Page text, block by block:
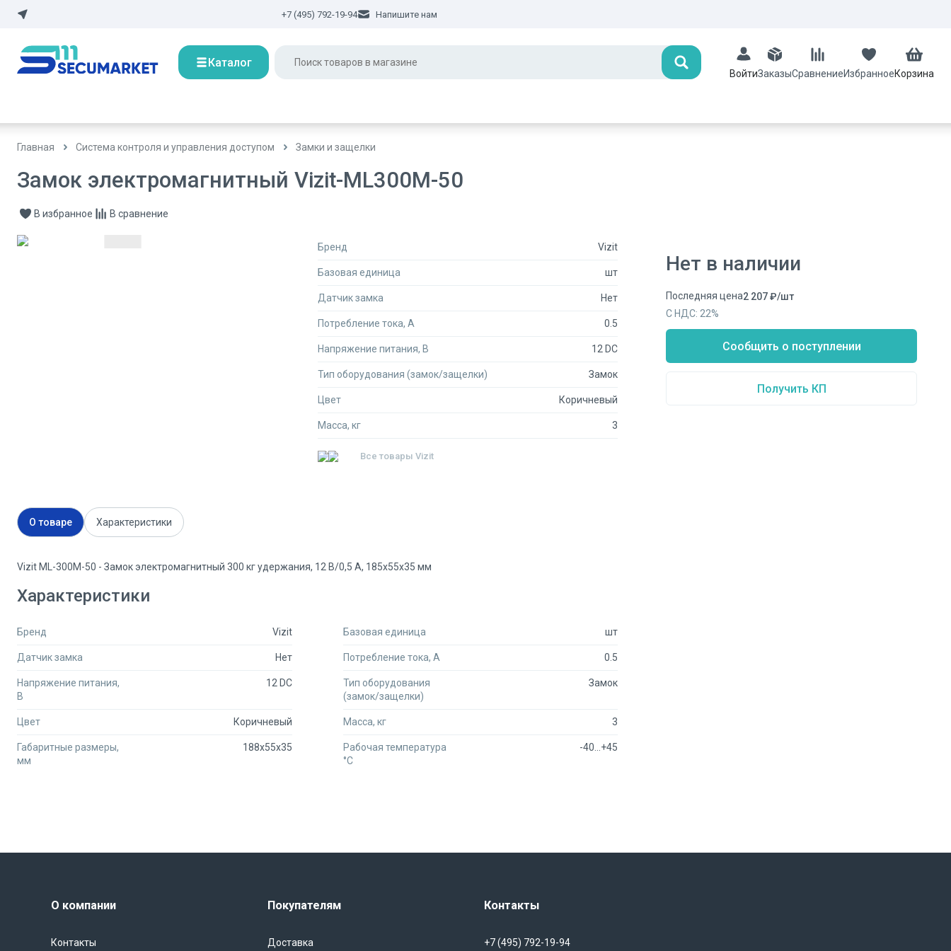
+7 (495) 792-19-94 Напишите нам
Каталог Поиск
ВойтиЗаказыСравнениеИзбранноеКорзина
Главная Система контроля и управления доступом Замки и защелки
Замок электромагнитный Vizit-ML300M-50
В избранное В сравнение
Бренд Vizit
Базовая единица шт
Датчик замка Нет
Потребление тока, А 0.5
Напряжение питания, В 12 DC
Тип оборудования (замок/защелки) Замок
Цвет Коричневый
Масса, кг 3
Все товары Vizit
О товаре Характеристики
Vizit ML-300M-50 - Замок электромагнитный 300 кг удержания, 12 В/0,5 А, 185х55х35 мм
Характеристики
Бренд Vizit Базовая единица шт
Датчик замка Нет Потребление тока, А 0.5
Напряжение питания,
В
12 DC
Тип оборудования
(замок/защелки)
Замок
Цвет Коричневый Масса, кг 3
Габаритные размеры,
мм
188x55x35
Рабочая температура
°C
-40...+45
Нет в наличии
Последняя цена2 207₽/шт
С НДС: 22%
Сообщить о поступлении
Получить КП
О компании
Контакты
Покупателям
Доставка
Контакты
+7 (495) 792-19-94